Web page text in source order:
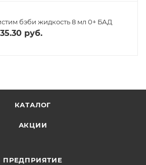
бэби жидкость 8 мл 0+ БАД
руб.
КАТАЛОГ
АКЦИИ
ПРЕДПРИЯТИЕ